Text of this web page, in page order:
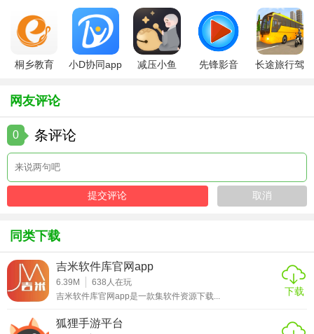
软件资讯和教程。
【AutFeng秋风正版用法】
1. 导入素材：打开软件后，通过“导入”功能将需要编辑的视频
2. 编辑操作：在编辑界面中，选择相应的工具和特效对素材
进行编辑。例如，使用剪辑工具对视频进行裁剪，通过特效
面板为素材添加特效。
3. 导出作品：编辑完成后，点击“导出”按钮，选择合适的输出
格式和参数，将作品保存到本地设备或直接分享到社交平
台。
【AutFeng秋风正版点评】
AutFeng秋风正版凭借其丰富的功能、强大的特效资源和便捷
的操作体验，在多媒体编辑软件市场中脱颖而出。对于专业
创作者来说，它提供了足够的创作空间和工具，能够满足各
种复杂的编辑需求；对于普通用户而言，简单易懂的操作界
护软件
桐乡教育
小D协同app
减压小鱼
先锋影音
长途旅行驾
网友评论
0 条评论
同类下载
吉米软件库官网app
6.39M 638 人在玩
吉米软件库官网app是一款集软件资源下载...
下载
狐狸手游平台